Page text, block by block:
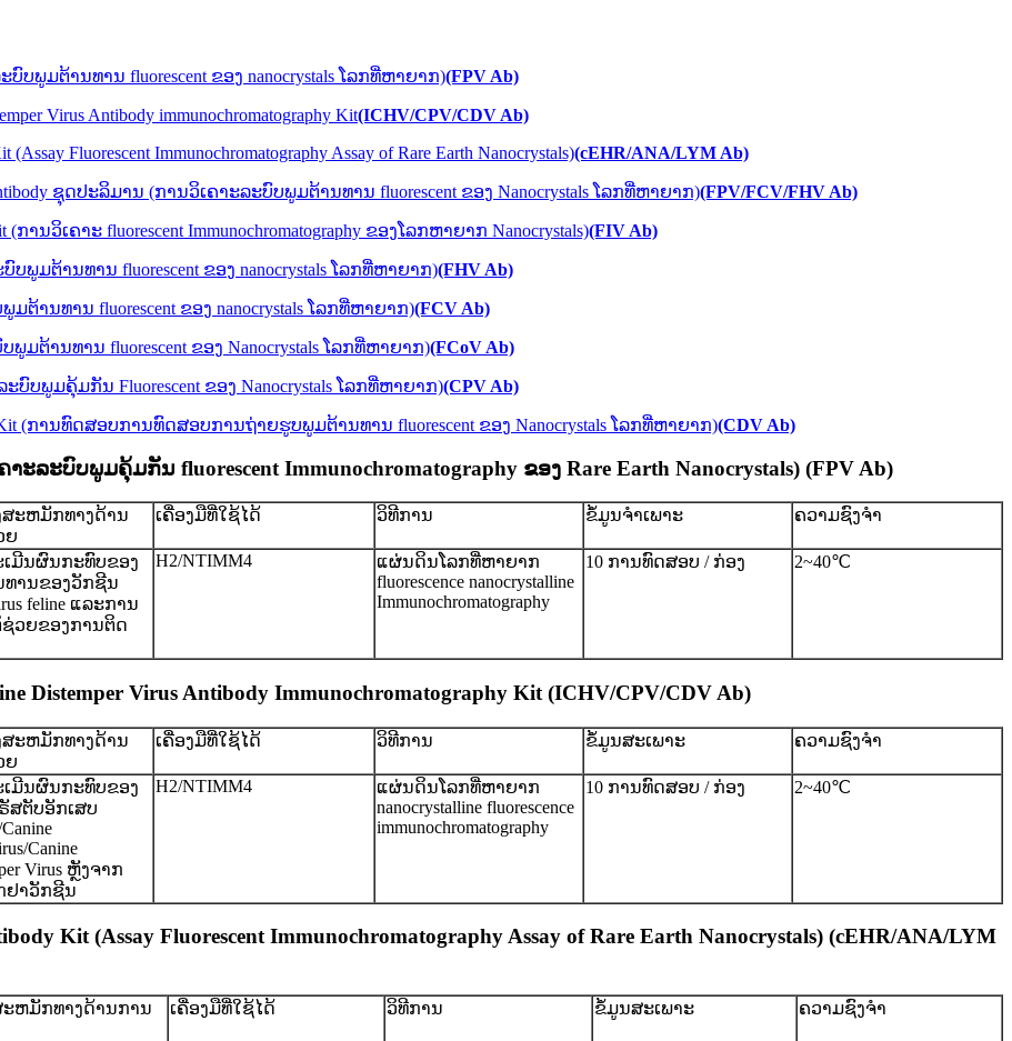
ບພູມຕ້ານທານ fluorescent ຂອງ nanocrystals ໂລກທີ່ຫາຍາກ)(FPV Ab)
Virus Antibody immunochromatography Kit(ICHV/CPV/CDV Ab)
Fluorescent Immunochromatography Assay of Rare Earth Nanocrystals)(cEHR/ANA/LYM Ab)
Antibody ຊຸດປະລິມານ (ການວິເຄາະລະບົບພູມຕ້ານທານ fluorescent ຂອງ Nanocrystals ໂລກທີ່ຫາຍາກ)(FPV/FCV/FHV Ab)
(ການ​ວິ​ເຄາະ fluorescent Immunochromatography ຂອງ​ໂລກ​ຫາ​ຍາກ Nanocrystals​)(FIV Ab)
ບົບພູມຕ້ານທານ fluorescent ຂອງ nanocrystals ໂລກທີ່ຫາຍາກ)(FHV Ab)
ຕ້ານທານ fluorescent ຂອງ nanocrystals ໂລກທີ່ຫາຍາກ)(FCV Ab)
ພູມຕ້ານທານ fluorescent ຂອງ Nanocrystals ໂລກທີ່ຫາຍາກ)(FCoV Ab)
ບພູມຄຸ້ມກັນ Fluorescent ຂອງ Nanocrystals ໂລກທີ່ຫາຍາກ)(CPV Ab)
Kit (ການ​ທົດ​ສອບ​ການ​ທົດ​ສອບ​ການ​ຖ່າຍ​ຮູບ​ພູມ​ຕ້ານ​ທານ fluorescent ຂອງ Nanocrystals ໂລກ​ທີ່​ຫາ​ຍາກ​)(CDV Ab)
ລະບົບພູມຄຸ້ມກັນ fluorescent Immunochromatography ຂອງ Rare Earth Nanocrystals) (FPV Ab)
ສະຫມັກທາງດ້ານ
ຍ
ເຄື່ອງມືທີ່ໃຊ້ໄດ້ ວິທີການ ຂໍ້ມູນຈໍາເພາະ ຄວາມຊົງຈໍາ
ເມີນຜົນກະທົບຂອງ
ທານຂອງວັກຊີນ
feline ແລະການ
ວຍຂອງການຕິດ
H2/NTIMM4
ແຜ່ນດິນໂລກທີ່ຫາຍາກ
fluorescence nanocrystalline
Immunochromatography
10 ການທົດສອບ / ກ່ອງ 2~40℃
Distemper Virus Antibody Immunochromatography Kit (ICHV/CPV/CDV Ab)
ສະຫມັກທາງດ້ານ
ຍ
ເຄື່ອງມືທີ່ໃຊ້ໄດ້ ວິທີການ ຂໍ້ມູນສະເພາະ ຄວາມຊົງຈໍາ
ເມີນຜົນກະທົບຂອງ
ສຕັບອັກເສບ
Canine
Virus ຫຼັງຈາກ
ຢາວັກຊີນ
H2/NTIMM4
ແຜ່ນດິນໂລກທີ່ຫາຍາກ
nanocrystalline fluorescence
immunochromatography
10 ການທົດສອບ / ກ່ອງ 2~40℃
Kit (Assay Fluorescent Immunochromatography Assay of Rare Earth Nanocrystals) (cEHR/ANA/LYM
ະຫມັກທາງດ້ານການ
ເຄື່ອງມືທີ່ໃຊ້ໄດ້ ວິທີການ ຂໍ້ມູນສະເພາະ ຄວາມຊົງຈໍາ